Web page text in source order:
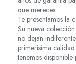
que mereces.
Te presentamos la
Su nueva
no dejan
primerísima
tenemos